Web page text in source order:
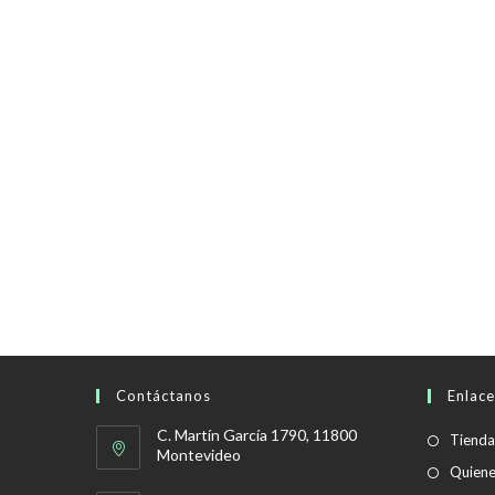
Contáctanos
C. Martín García 1790, 11800
Montevideo
Tienda